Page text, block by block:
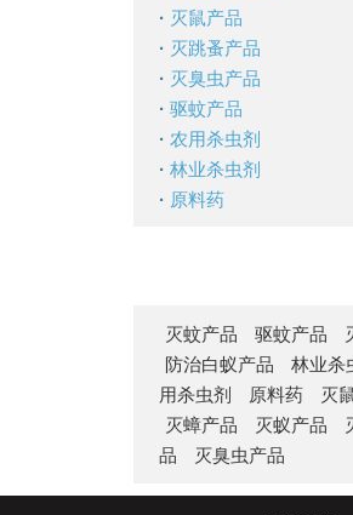
· 灭鼠产品
· 灭跳蚤产品
· 灭臭虫产品
· 驱蚊产品
· 农用杀虫剂
· 林业杀虫剂
· 原料药
灭蚊产品 驱蚊产品
防治白蚁产品
林业杀
用杀虫剂
原料药
灭
灭蟑产品
灭蚁产品
品
灭臭虫产品